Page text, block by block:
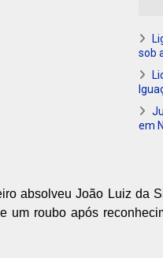
sob
em
absolveu João Luiz da
um roubo após